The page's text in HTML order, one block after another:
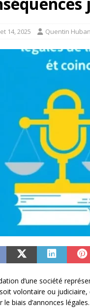
14, 2025 Quentin
d’une société
soit volontaire ou
le biais d’annonces